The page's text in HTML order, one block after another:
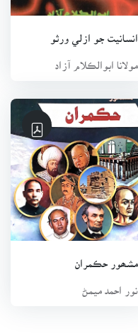
انسانيت جو ازلي ورثو
مولانا ابوالڪلام آزاد
مشھور حڪمران
نور احمد ميمڻ